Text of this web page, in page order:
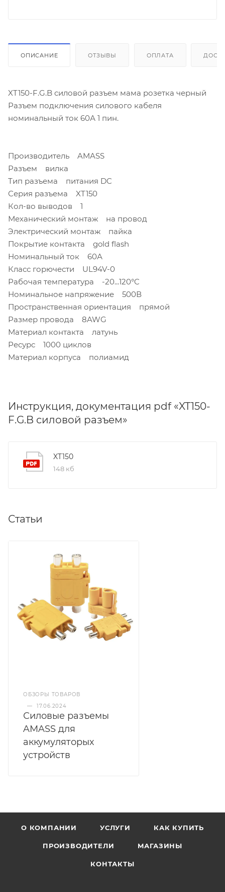
ОПИСАНИЕ ОТЗЫВЫ ОПЛАТА
XT150-F.G.B силовой разъем мама розетка черный
Разъем подключения силового кабеля
номинальный ток 60А 1 пин.
Производитель AMASS
Разъем вилка
Тип разъема питания DC
Серия разъема XT150
Кол-во выводов 1
Механический монтаж на провод
Электрический монтаж пайка
Покрытие контакта gold flash
Номинальный ток 60А
Класс горючести UL94V-0
Рабочая температура -20...120°C
Номинальное напряжение 500В
Пространственная ориентация прямой
Размер провода 8AWG
Материал контакта латунь
Ресурс 1000 циклов
Материал корпуса полиамид
Инструкция, документация pdf «XT150-
F.G.B силовой разъем»
XT150
148 кб
Статьи
ОБЗОРЫ ТОВАРОВ
—
17.06.2024
Силовые разъемы
AMASS для
аккумуляторых
устройств
О КОМПАНИИ УСЛУГИ КАК КУПИТЬ
ПРОИЗВОДИТЕЛИ МАГАЗИНЫ
КОНТАКТЫ